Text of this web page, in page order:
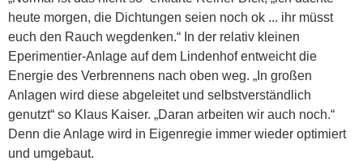
heute morgen, die Dichtungen seien noch ok ... ihr müsst
euch den Rauch wegdenken.“ In der relativ kleinen
Eperimentier-Anlage auf dem Lindenhof entweicht die
Energie des Verbrennens nach oben weg. „In großen
Anlagen wird diese abgeleitet und selbstverständlich
genutzt“ so Klaus Kaiser. „Daran arbeiten wir auch noch.“
Denn die Anlage wird in Eigenregie immer wieder optimiert
und umgebaut.